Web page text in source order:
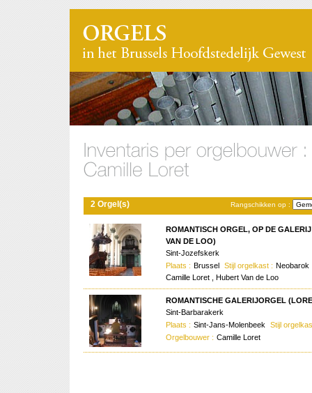
Rangschikken op :
2 Orgel(s)
ROMANTISCH ORGEL, OP DE
VAN DE LOO)
Sint-Jozefskerk
Plaats : Brussel Stijl orgelkast : Neobarok
Camille Loret , Hubert Van de Loo
ROMANTISCHE GALERIJORGEL
Sint-Barbarakerk
Plaats : Sint-Jans-Molenbeek
Stijl
Orgelbouwer : Camille Loret